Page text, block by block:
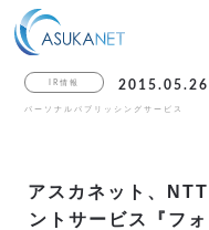
IR情報 2015.05.26
パーソナルパブリッシングサービス
アスカネット、
ントサービス『フ